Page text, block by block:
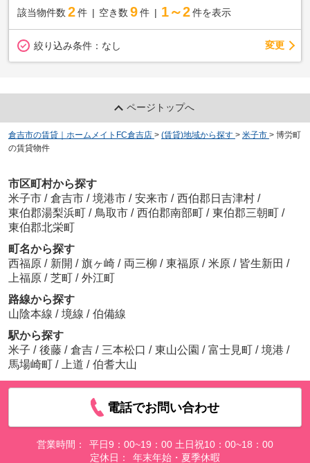
該当物件数 2件 空き数 9 件 1～2 件を表示
絞り込み条件： なし 変更
ページトップへ
倉吉市の賃貸｜ホームメイトFC倉吉店 > (賃貸)地域から探す > 米子市 > 博労町
の賃貸物件
市区町村から探す
米子市 / 倉吉市 / 境港市 / 安来市 / 西伯郡日吉津村 /
東伯郡湯梨浜町 / 鳥取市 / 西伯郡南部町 / 東伯郡三朝町 /
東伯郡北栄町
町名から探す
西福原 / 新開 / 旗ヶ崎 / 両三柳 / 東福原 / 米原 / 皆生新田 /
上福原 / 芝町 / 外江町
路線から探す
山陰本線 / 境線 / 伯備線
駅から探す
米子 / 後藤 / 倉吉 / 三本松口 / 東山公園 / 富士見町 / 境港 /
馬場崎町 / 上道 / 伯耆大山
電話でお問い合わせ
営業時間：
平日9：00~19：00 土日祝10：00~18：00
定休日：
年末年始・夏季休暇